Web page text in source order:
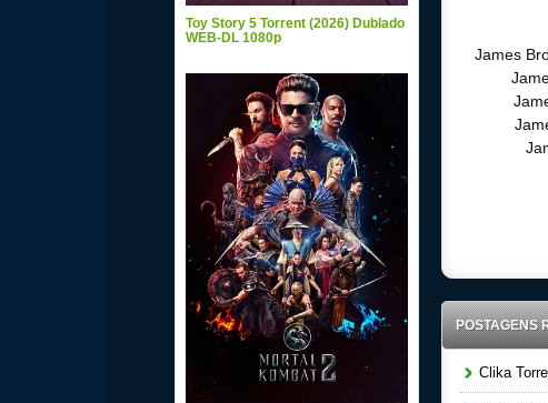
James
POSTAGENS
Clika
Toy Story 5 Torrent (2026) Dublado
WEB-DL 1080p